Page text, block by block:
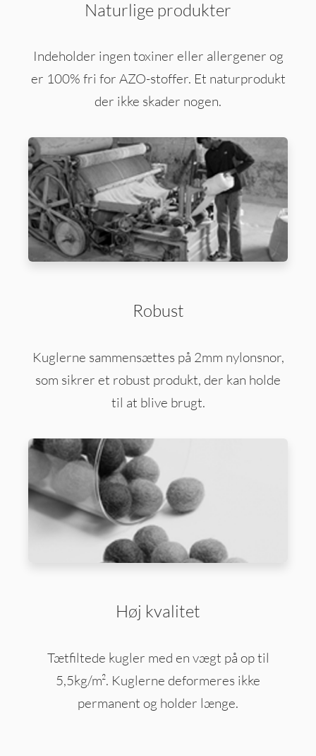
Naturlige produkter
Indeholder ingen toxiner eller allergener og
er 100% fri for AZO-stoffer. Et naturprodukt
der ikke skader nogen.
Robust
Kuglerne sammensættes på 2mm nylonsnor,
som sikrer et robust produkt, der kan holde
til at blive brugt.
Høj kvalitet
Tætfiltede kugler med en vægt på op til
5,5kg/m². Kuglerne deformeres ikke
permanent og holder længe.